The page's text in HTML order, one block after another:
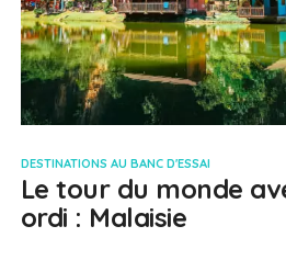
DESTINATIONS AU BANC D'ESSAI
Le tour du monde
ordi : Malaisie